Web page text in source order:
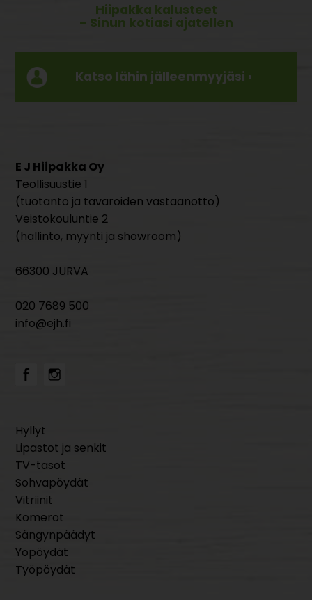
Hiipakka kalusteet
- Sinun kotiasi ajatellen
Katso lähin jälleenmyyjäsi ›
E J Hiipakka Oy
Teollisuustie 1
(tuotanto ja tavaroiden vastaanotto)
Veistokouluntie 2
(hallinto, myynti ja showroom)
66300 JURVA
020 7689 500
info@ejh.fi
Hyllyt
Lipastot ja senkit
TV-tasot
Sohvapöydät
Vitriinit
Komerot
Sängynpäädyt
Yöpöydät
Työpöydät